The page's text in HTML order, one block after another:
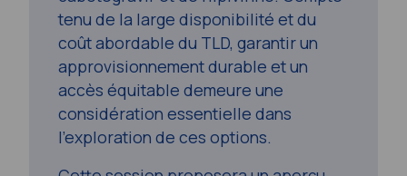
tenu de la large disponibilité et du
coût abordable du TLD, garantir un
approvisionnement durable et un
accès équitable demeure une
considération essentielle dans
l’exploration de ces options.